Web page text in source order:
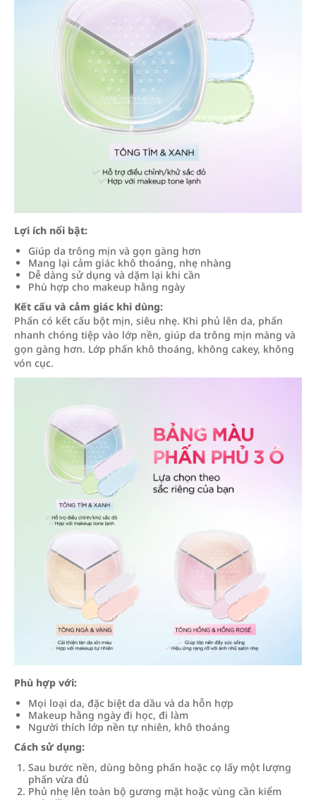
Lợi ích nổi bật:
Giúp da trông mịn và gọn gàng hơn
Mang lại cảm giác khô thoáng, nhẹ nhàng
Dễ dàng sử dụng và dặm lại khi cần
Phù hợp cho makeup hằng ngày
Kết cấu và cảm giác khi dùng:
Phấn có kết cấu bột mịn, siêu nhẹ. Khi phủ lên da, phấn
nhanh chóng tiệp vào lớp nền, giúp da trông mịn màng và
gọn gàng hơn. Lớp phấn khô thoáng, không cakey, không
vón cục.
Phù hợp với:
Mọi loại da, đặc biệt da dầu và da hỗn hợp
Makeup hằng ngày đi học, đi làm
Người thích lớp nền tự nhiên, khô thoáng
Cách sử dụng:
Sau bước nền, dùng bông phấn hoặc cọ lấy một lượng
phấn vừa đủ
Phủ nhẹ lên toàn bộ gương mặt hoặc vùng cần kiểm